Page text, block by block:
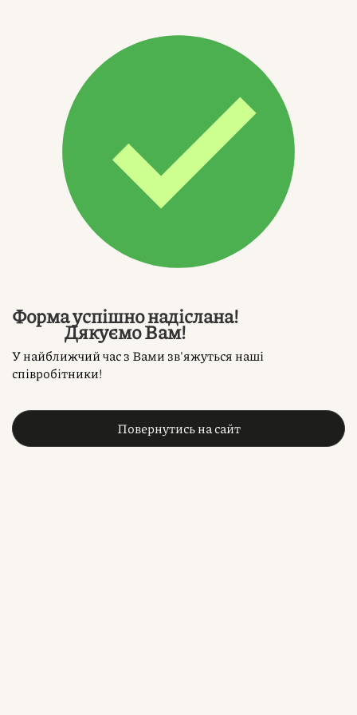
Форма успішно надіслана!
Дякуємо Вам!
У найближчий час з Вами зв'яжуться наші
співробітники!
Повернутись на сайт